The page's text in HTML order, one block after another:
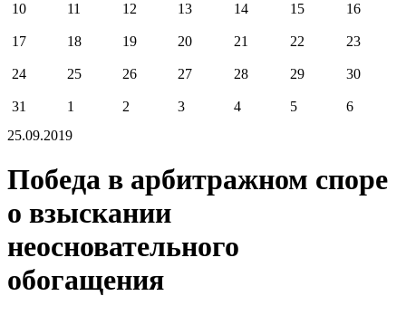
10 11 12 13 14 15 16
17 18 19 20 21 22 23
24 25 26 27 28 29 30
31 1 2 3 4 5
6
25.09.2019
Победа в арбитражном споре
о взыскании
неосновательного
обогащения